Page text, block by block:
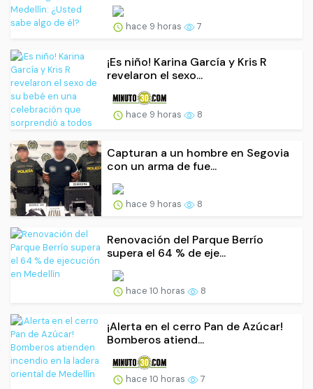
hace 9 horas 7
¡Es niño! Karina García y Kris R
revelaron el sexo...
hace 9 horas 8
Capturan a un hombre en Segovia
con un arma de fue...
hace 9 horas 8
Renovación del Parque Berrío
supera el 64 % de eje...
hace 10 horas 8
¡Alerta en el cerro Pan de Azúcar!
Bomberos atiend...
hace 10 horas 7